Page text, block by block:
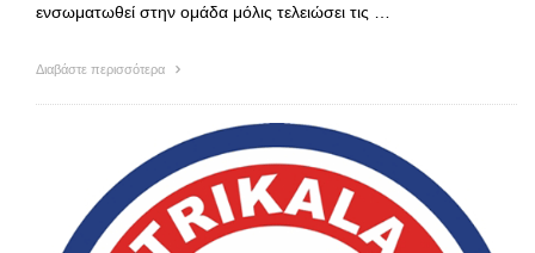
ενσωματωθεί στην ομάδα μόλις τελειώσει τις …
Διαβάστε περισσότερα